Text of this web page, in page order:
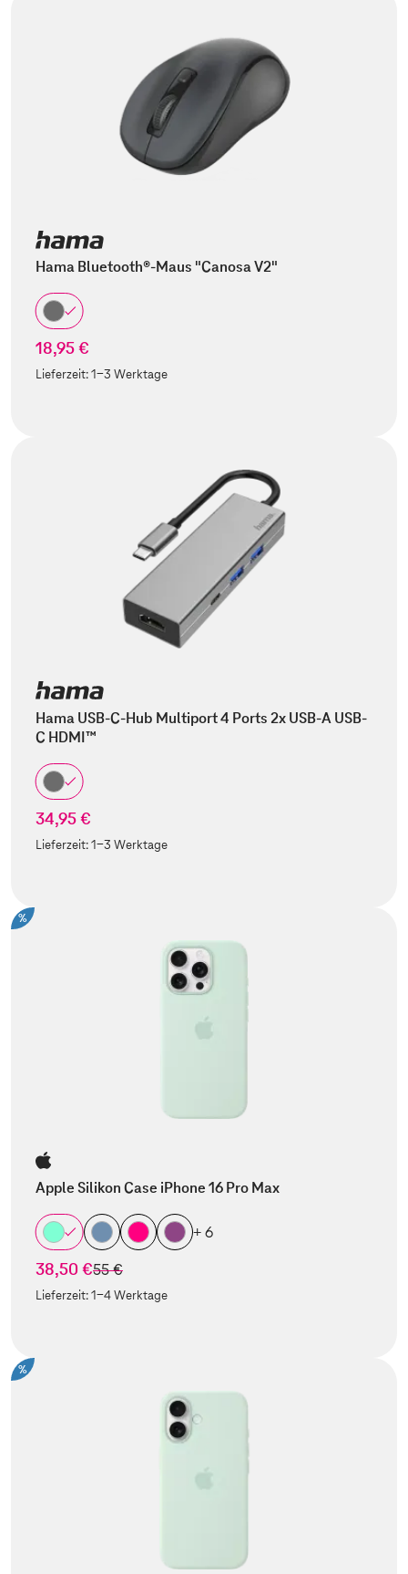
Hama Bluetooth®-Maus "Canosa V2"
18,95 €
Lieferzeit:1-3 Werktage
Hama USB-C-Hub Multiport 4 Ports 2x USB-A USB-
C HDMI™
34,95 €
Lieferzeit:1-3 Werktage
%
Apple Silikon Case iPhone 16 Pro Max
+ 6
38,50 €statt
55 €
Lieferzeit:1-4 Werktage
%